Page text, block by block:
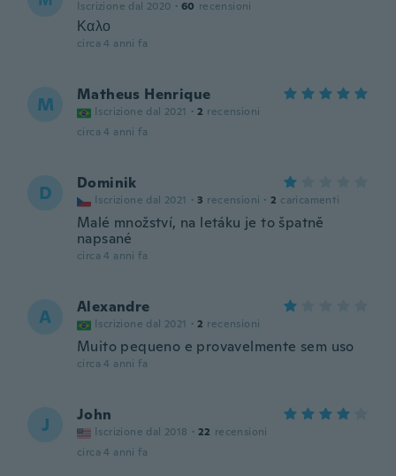
Iscrizione dal 2020 · 60 recensioni
Καλο
circa 4 anni fa
M Matheus Henrique
Iscrizione dal 2021 · 2 recensioni
circa 4 anni fa
D Dominik
Iscrizione dal 2021 · 3 recensioni · 2 caricamenti
Malé množství, na letáku je to špatně
napsané
circa 4 anni fa
A Alexandre
Iscrizione dal 2021 · 2 recensioni
Muito pequeno e provavelmente sem uso
circa 4 anni fa
J John
Iscrizione dal 2018 · 22 recensioni
circa 4 anni fa